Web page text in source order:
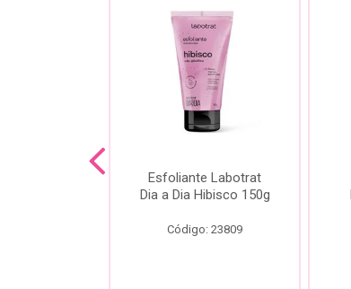
Esfoliante Labotrat
Dia a Dia Hibisco 150g
Código: 23809